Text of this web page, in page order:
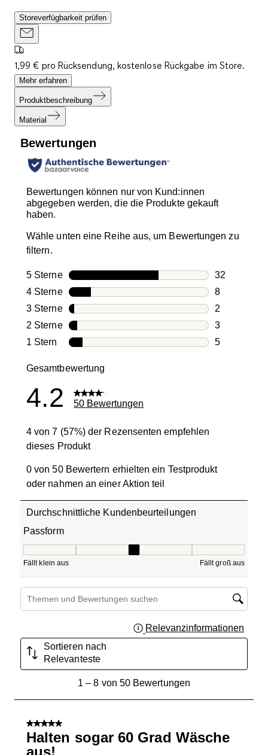
Storeverfügbarkeit prüfen
1,99 € pro Rücksendung, kostenlose Rückgabe im Store.
Mehr erfahren
Produktbeschreibung
Material
Bewertungen
Bewertungen können nur von Kund:innen
abgegeben werden, die die Produkte gekauft
haben.
Wähle unten eine Reihe aus, um Bewertungen zu
filtern.
5 SterneSterne
32
32
4 SterneSterne
8
8
3 SterneSterne
2
2
2 SterneSterne
3
3
1 Stern Sterne
5
Gesamtbewertung
4.2 50 Bewertungen
4 von 7 (57%) der Rezensenten empfehlen
dieses Produkt
0 von 50 Bewertern erhielten ein Testprodukt
oder nahmen an einer Aktion teil
Durchschnittliche Kundenbeurteilungen
Passform
Fällt klein aus Fällt groß aus
Suchthemen und Bewertungen Suchregion
Relevanzinformationen
Sortieren nach
Relevanteste
von
Bewertungen.
1 – 8 von 50 Bewertungen
5 von 5 Sternen.
Halten sogar 60 Grad Wäsche